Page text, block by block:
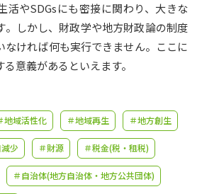
発見 学問検索
見
夢ナビライブ
ーザーサポート
活やSDGsにも密接に関わり、大きな
。しかし、財政学や地方財政論の制度
なければ何も実行できません。ここに
意義があるといえます。
地域活性化 ＃地域再生 ＃地方創生
少 ＃財源 ＃税金(税・租税)
＃自治体(地方自治体・地方公共団体)